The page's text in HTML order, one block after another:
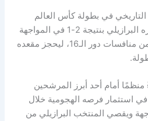
في بطولة كأس العالم
2026، بعدما تغلب على نظيره البرازيلي بنتيجة 2-1 في المواجهة
التي جمعتهما أمس الأحد ضمن منافسات دور الـ16، ليحجز مقعده
منظمًا أمام أحد أبرز المرشحين
استثمار فرصه الهجومية خلال
ويقصي المنتخب البرازيلي من